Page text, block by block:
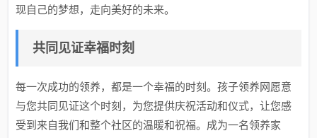
现自己的梦想，走向美好的未来。
共同见证幸福时刻
每一次成功的领养，都是一个幸福的时刻。孩子领养网愿意
与您共同见证这个时刻，为您提供庆祝活动和仪式，让您感
受到来自我们和整个社区的温暖和祝福。成为一名领养家